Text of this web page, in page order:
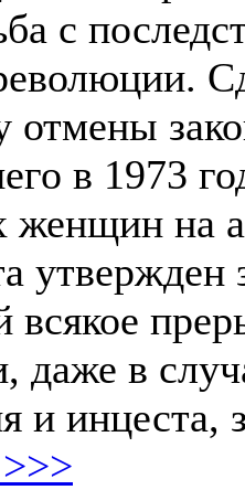
с
отмены
в 1973
женщин на
утвержден
даже в
и инцеста,